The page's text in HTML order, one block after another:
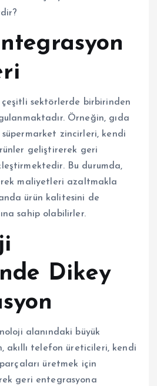
çeşitli sektörlerde birbirinden
Örneğin, gıda
süpermarket zincirleri, kendi
geliştirerek geri
Bu durumda,
maliyetleri azaltmakla
ürün kalitesini de
sahip olabilirler.
Dikey
alanındaki büyük
akıllı telefon üreticileri, kendi
üretmek için
geri entegrasyona